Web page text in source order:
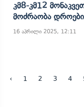
Კმ8-Კმ12
Მოძრაობა
16 აპრილი 2025, 12:11
‹ 1 2 3 4